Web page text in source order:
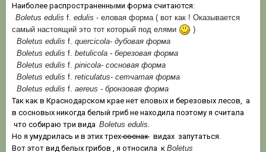
Наиболее распространенными форма считаются:
Boletus edulis f. edulis - еловая форма ( вот как ! Оказывается
самый настоящий это тот который под елями
)
Boletus edulis f. quercicola- дубовая форма
Boletus edulis f. betulicola - березовая форма
Boletus edulis f. pinicola- сосновая форма
Boletus edulis f. reticulatus- сетчатая форма
Boletus edulis f. aereus - бронзовая форма
Так как в Краснодарском крае нет еловых и березовых лесов, а
в сосновых никогда белый гриб не находила поэтому я считала
что собираю три вида Boletus edulis.
Но я умудрилась и в этих трехсоснах видах запутаться.
Вот этот вид белых грибов , я относила к Boletus